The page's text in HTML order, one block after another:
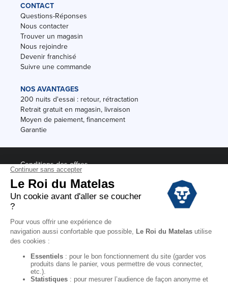
CONTACT
Questions-Réponses
Nous contacter
Trouver un magasin
Nous rejoindre
Devenir franchisé
Suivre une commande
NOS AVANTAGES
200 nuits d'essai : retour, rétractation
Retrait gratuit en magasin, livraison
Moyen de paiement, financement
Garantie
Conditions des offres
Black Friday
Destockage
Soldes
Conditions Générales de vente magasin
Conditions Générales de vente internet
Mentions Légales
Données personnelles
Codes promo Le Roi du Matelas